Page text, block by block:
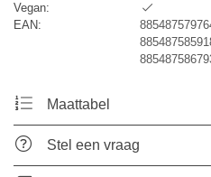
Vegan:
EAN:
Maattabel
Stel een vraag